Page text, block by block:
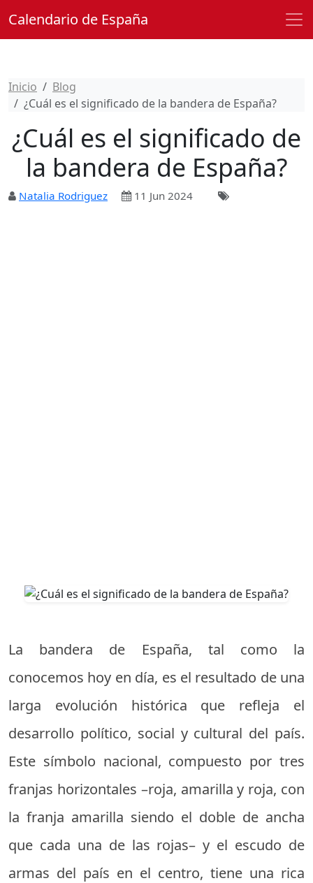
Calendario de España
Inicio
Blog
¿Cuál es el significado de la bandera de España?
¿Cuál es el significado de
la bandera de España?
Natalia Rodriguez 11 Jun 2024
La bandera de España, tal como la
conocemos hoy en día, es el resultado de una
larga evolución histórica que refleja el
desarrollo político, social y cultural del país.
Este símbolo nacional, compuesto por tres
franjas horizontales –roja, amarilla y roja, con
la franja amarilla siendo el doble de ancha
que cada una de las rojas– y el escudo de
armas del país en el centro, tiene una rica